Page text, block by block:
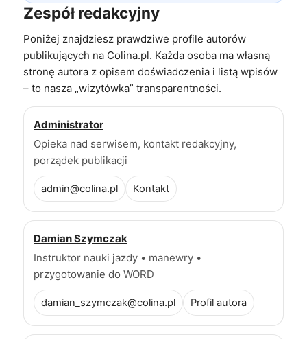
Zespół redakcyjny
Poniżej znajdziesz prawdziwe profile autorów
publikujących na Colina.pl. Każda osoba ma własną
stronę autora z opisem doświadczenia i listą wpisów
– to nasza „wizytówka” transparentności.
Administrator
Opieka nad serwisem, kontakt redakcyjny,
porządek publikacji
admin@colina.pl Kontakt
Damian Szymczak
Instruktor nauki jazdy • manewry •
przygotowanie do WORD
damian_szymczak@colina.pl Profil autora